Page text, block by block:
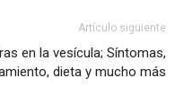
Artículo siguiente
en la vesícula; Síntomas,
dieta y mucho más